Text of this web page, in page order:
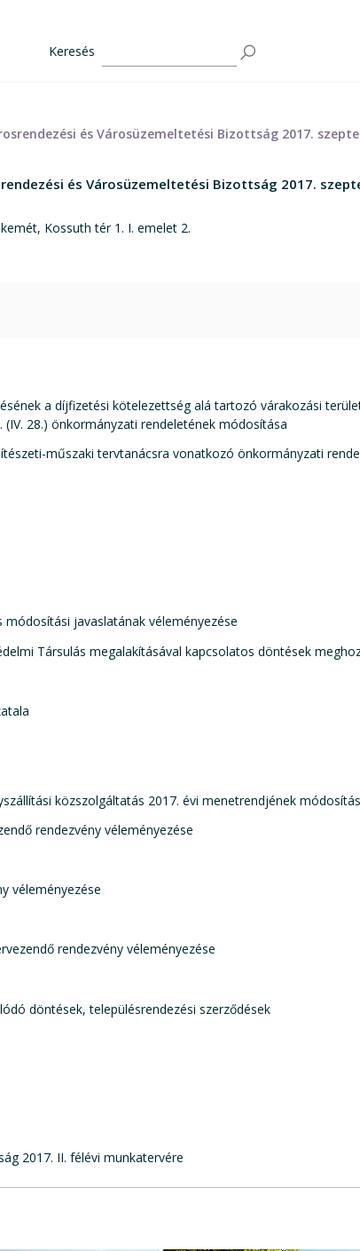
Keresés
és Városüzemeltetési Bizottság 2017.
és Városüzemeltetési Bizottság 2017.
Kossuth tér 1. I. emelet 2.
a díjfizetési kötelezettség alá tartozó várakozási
28.) önkormányzati rendeletének módosítása
műszaki tervtanácsra vonatkozó önkormányzati
módosítási javaslatának véleményezése
Társulás megalakításával kapcsolatos döntések
közszolgáltatás 2017. évi menetrendjének
rendezvény véleményezése
véleményezése
rendezvény véleményezése
döntések, településrendezési szerződések
2017. II. félévi munkatervére